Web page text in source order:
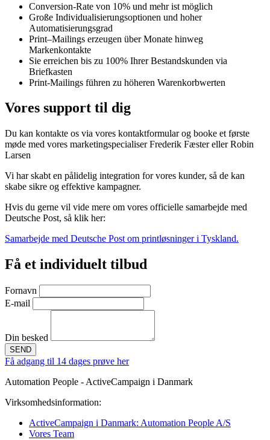
Conversion-Rate von 10% und mehr ist möglich
Große Individualisierungsoptionen und hoher
Automatisierungsgrad
Print–Mailings erzeugen über Monate hinweg
Markenkontakte
Sie erreichen bis zu 100% Ihrer Bestandskunden via
Briefkasten
Print-Mailings führen zu höheren Warenkorbwerten
Vores support til dig
Du kan kontakte os via vores kontaktformular og booke et første
møde med vores marketingspecialiser Frederik Fæster eller Robin
Larsen
Vi har skabt en pålidelig integration for vores kunder, så de kan
skabe sikre og effektive kampagner.
Hvis du gerne vil vide mere om vores officielle samarbejde med
Deutsche Post, så klik her:
Samarbejde med Deutsche Post om printløsninger i Tyskland.
Få et individuelt tilbud
Fornavn
E-mail
Din besked
SEND
Få adgang til 14 dages prøve her
Automation People - ActiveCampaign i Danmark
Virksomhedsinformation:
ActiveCampaign i Danmark: Automation People A/S
Vores Team